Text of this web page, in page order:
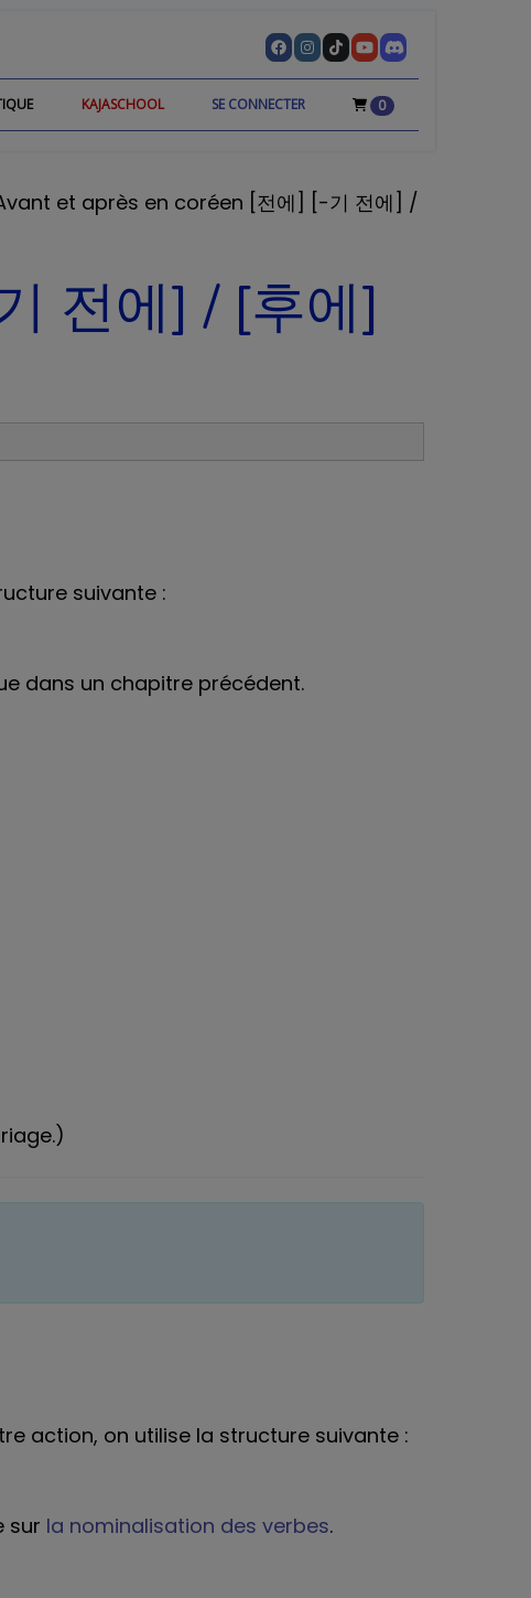
0
SE CONNECTER
KAJASCHOOL
et après en coréen [전에] [-기 전에] /
전에] / [후에]
suivante :
dans un chapitre précédent.
action, on utilise la structure suivante :
sur la nominalisation des verbes.